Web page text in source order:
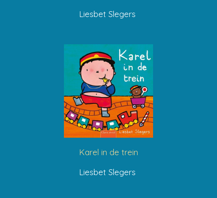
Liesbet Slegers
Karel in de trein
Liesbet Slegers